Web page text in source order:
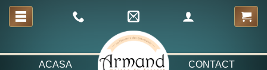
ACASA CONTACT